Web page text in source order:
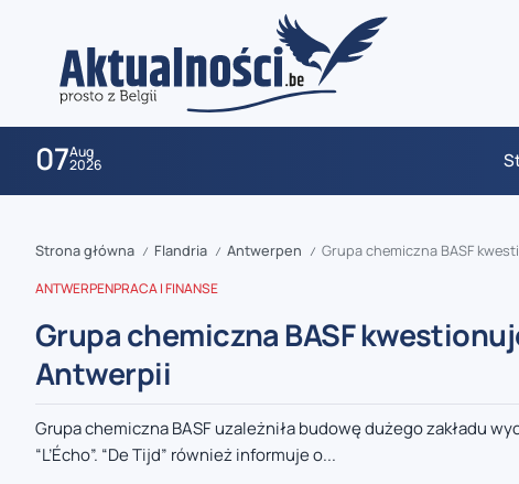
07Aug
2026
zaobserwuj nas
Strona główna / Flandria / Antwerpen / Grupa chemiczna BASF
ANTWERPENPRACA I FINANSE
Grupa chemiczna BASF
Antwerpii
Grupa chemiczna BASF uzależniła budowę dużego zakładu
“L’Écho”. “De Tijd” również informuje o...